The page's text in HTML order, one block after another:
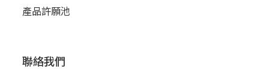
產品許願池
聯絡我們